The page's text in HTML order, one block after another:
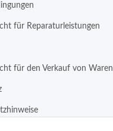
für Reparaturleistungen
für den Verkauf von Waren